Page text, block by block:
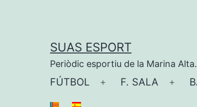
SUAS ESPORT
Periòdic esportiu de la Marina
FÚTBOL
Abrir
F. SALA
Abrir